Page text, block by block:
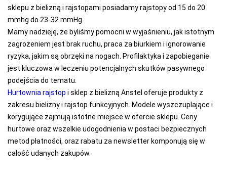
sklepu z bielizną i rajstopami posiadamy rajstopy od 15 do 20
mmhg do 23-32 mmHg.
Mamy nadzieję, że byliśmy pomocni w wyjaśnieniu, jak istotnym
zagrożeniem jest brak ruchu, praca za biurkiem i ignorowanie
ryzyka, jakim są obrzęki na nogach. Profilaktyka i zapobieganie
jest kluczowa w leczeniu potencjalnych skutków pasywnego
podejścia do tematu.
Hurtownia rajstop i sklep z bielizną Anstel oferuje produkty z
zakresu bielizny i rajstop funkcyjnych. Modele wyszczuplające i
korygujące zajmują istotne miejsce w ofercie sklepu. Ceny
hurtowe oraz wszelkie udogodnienia w postaci bezpiecznych
metod płatności, oraz rabatu za newsletter komponują się w
całość udanych zakupów.